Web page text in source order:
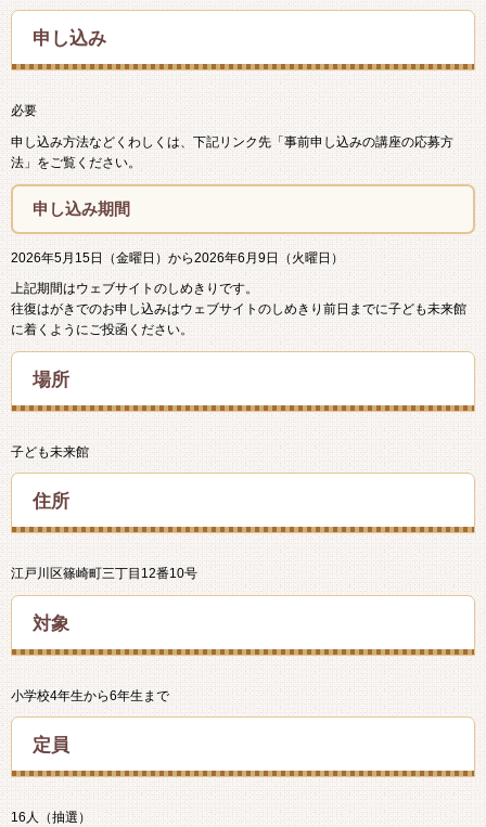
申し込み
必要
申し込み方法などくわしくは、下記リンク先「事前申し込みの講座の応募方
法」をご覧ください。
申し込み期間
2026年5月15日（金曜日）から2026年6月9日（火曜日）
上記期間はウェブサイトのしめきりです。
往復はがきでのお申し込みはウェブサイトのしめきり前日までに子ども未来館
に着くようにご投函ください。
場所
子ども未来館
住所
江戸川区篠崎町三丁目12番10号
対象
小学校4年生から6年生まで
定員
16人（抽選）